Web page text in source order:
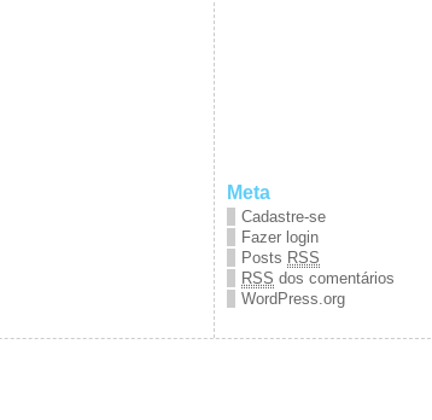
Meta
Cadastre-se
Fazer login
Posts RSS
RSS dos comentários
WordPress.org